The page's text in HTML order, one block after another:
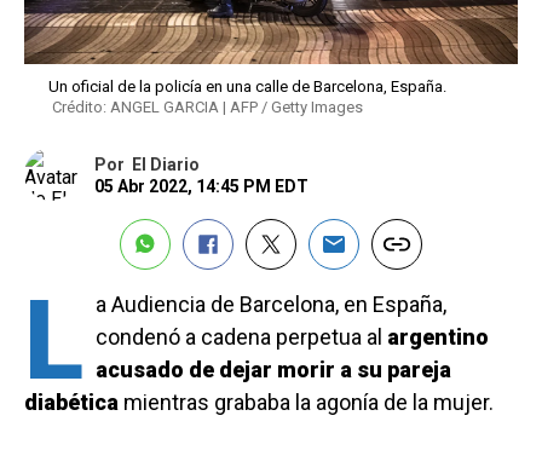
Un oficial de la policía en una calle de Barcelona, España.
Crédito: ANGEL GARCIA | AFP / Getty Images
Por El Diario
05 Abr 2022, 14:45 PM EDT
L a Audiencia de Barcelona, en España,
condenó a cadena perpetua al argentino
acusado de dejar morir a su pareja
diabética mientras grababa la agonía de la mujer.